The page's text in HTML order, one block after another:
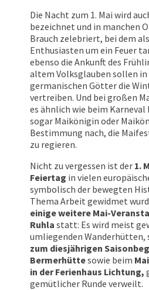
Die Nacht zum 1. Mai wird
bezeichnet und in manchen
Brauch zelebriert, bei dem
Enthusiasten um ein Feuer
ebenso die Ankunft des
altem Volksglauben sollen in
germanischen Götter die
vertreiben. Und bei großen
es ähnlich wie beim
sogar Maikönigin oder
Bestimmung nach, die
zu regieren.
Nicht zu vergessen ist der 1.
Feiertag in vielen
symbolisch der bewegten
Thema Arbeit gewidmet
einige weitere Mai-
Ruhla statt: Es wird meist
umliegenden Wanderhütten,
zum diesjährigen
Bermerhüttesowie beim
in der Ferienhaus Lichtung,
gemütlicher Runde verweilt.